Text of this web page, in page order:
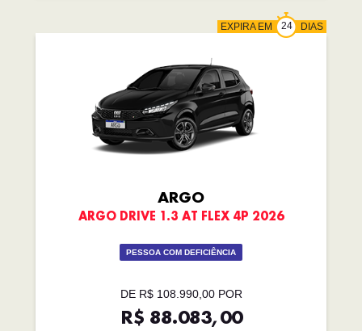
EXPIRA EM DIAS
ARGO
ARGO DRIVE 1.3 AT FLEX 4P 2026
PESSOA COM DEFICIÊNCIA
DE R$ 108.990,00 POR
R$ 88.083,00